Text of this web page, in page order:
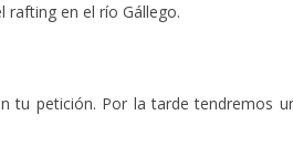
rafting en el río Gállego.
tu petición. Por la tarde tendremos